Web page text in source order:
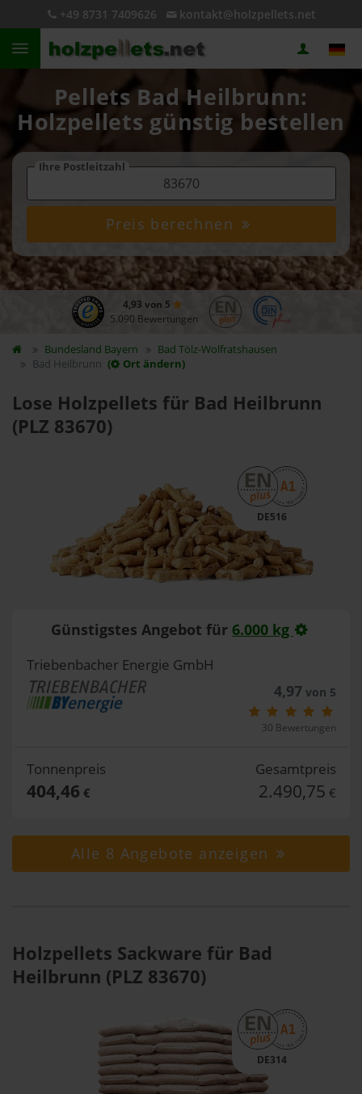
+49 8731 7409626 kontakt@holzpellets.net
Pellets Bad Heilbrunn:
Holzpellets günstig bestellen
Ihre Postleitzahl
Preis berechnen
4,93 von 5
5.090 Bewertungen
Bundesland Bayern
Bad Tölz-Wolfratshausen
Bad Heilbrunn ( Ort ändern)
Lose Holzpellets für Bad Heilbrunn
(PLZ 83670)
DE516
Günstigstes Angebot für 6.000 kg
Triebenbacher Energie GmbH
4,97von 5
30 Bewertungen
Tonnenpreis
404,46 €
Gesamtpreis
2.490,75 €
Alle 8 Angebote anzeigen
Holzpellets Sackware für Bad
Heilbrunn (PLZ 83670)
DE314